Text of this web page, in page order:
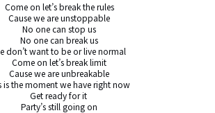
Come on let’s break the rules
Cause we are unstoppable
No one can stop us
No one can break us
don’t want to be or live normal
Come on let’s break limit
Cause we are unbreakable
is the moment we have right now
Get ready for it
Party’s still going on